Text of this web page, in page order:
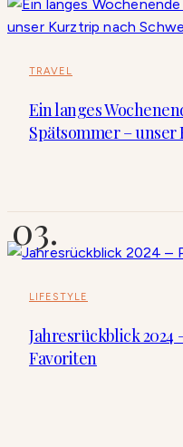
TRAVEL
Ein langes
Spätsommer –
LIFESTYLE
Jahresrückblick 2024
Favoriten